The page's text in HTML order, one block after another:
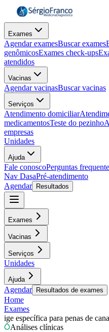
Exames
Agendar examesBuscar exames
genômicosExames check-ups
atendidos
Vacinas
Agendar vacinasBuscar vacinas
Serviços
Atendimento domiciliar
medicamentosTeste do pezinho
empresas
Unidades
Ajuda
Fale conoscoPerguntas
Nav DasaPré-atendimento
Agendar
Resultados
Exames
Vacinas
Serviços
Unidades
Ajuda
Agendar Resultados de exames
Home
Exames
ige específica para penas de
Análises clínicas